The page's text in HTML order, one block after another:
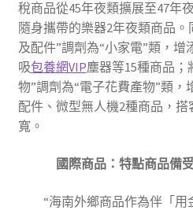
稅商品從45年夜類擴展至47年
隨身攜帶的樂器2年夜類商品
及配件”調劑為“小家電”類，增
吸包養網VIP塵器等15種商品；
物”調劑為“電子花費產物”類
配件、微型無人機2種商品，
寬。
國際商品：特點商品備
“海南外鄉商品作為伴「